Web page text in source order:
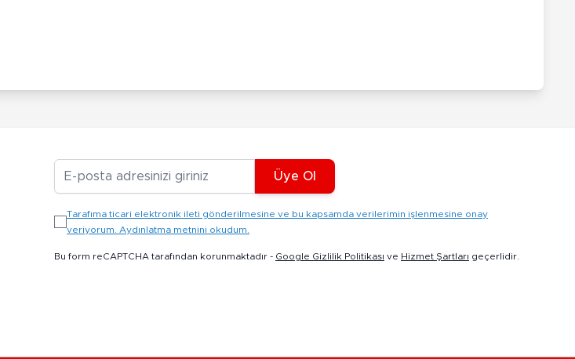
Üye Ol
Tarafıma ticari elektronik ileti gönderilmesine ve bu kapsamda verilerimin işlenmesine onay
veriyorum. Aydınlatma metnini okudum.
Bu form reCAPTCHA tarafından korunmaktadır - Google Gizlilik Politikası ve Hizmet Şartları geçerlidir.